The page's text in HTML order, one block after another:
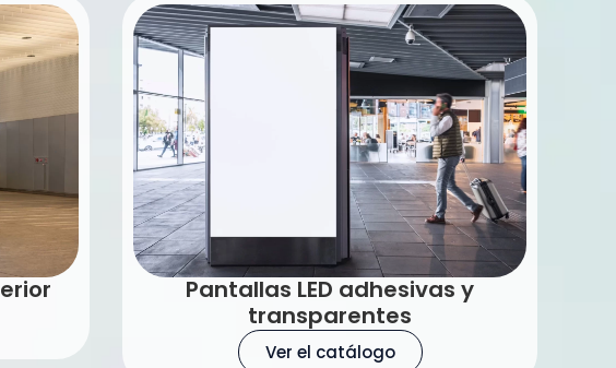
Pantallas LED adhesivas y
transparentes
Ver el catálogo